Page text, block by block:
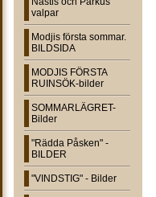
valpar
Modjis första sommar.
BILDSIDA
MODJIS FÖRSTA
RUINSÖK-bilder
SOMMARLÄGRET-
Bilder
"Rädda Påsken" -
BILDER
"VINDSTIG" - Bilder